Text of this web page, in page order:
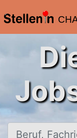
Beruf,